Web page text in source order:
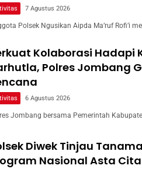
7 Agustus 2026
Polsek Ngusikan Aipda Ma’ruf Rofi’i
Kolaborasi Hadapi
Polres Jombang
6 Agustus 2026
Jombang bersama Pemerintah
Diwek Tinjau
Nasional Asta Cita